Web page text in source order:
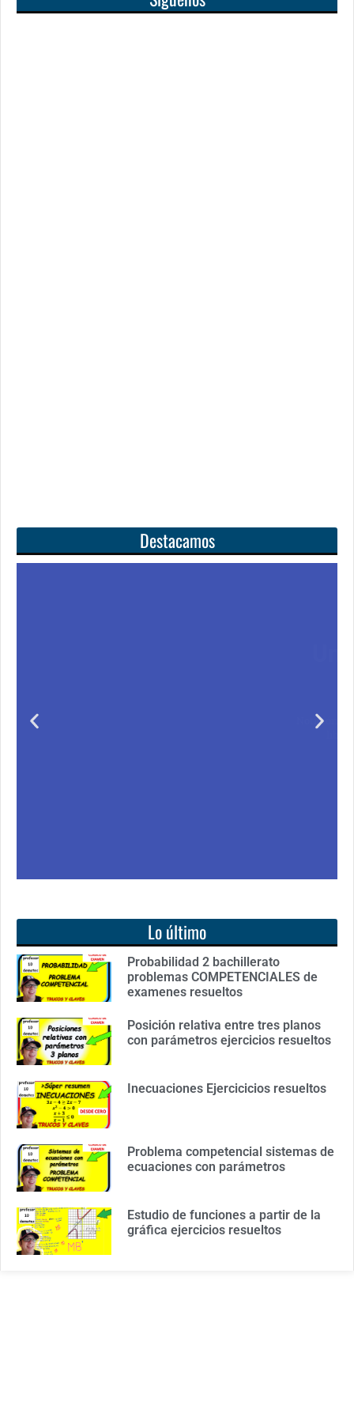
Destacamos
Lo último
Probabilidad 2 bachillerato
problemas COMPETENCIALES de
examenes resueltos
Posición relativa entre tres planos
con parámetros ejercicios resueltos
Inecuaciones Ejercicicios resueltos
Problema competencial sistemas de
ecuaciones con parámetros
Estudio de funciones a partir de la
gráfica ejercicios resueltos